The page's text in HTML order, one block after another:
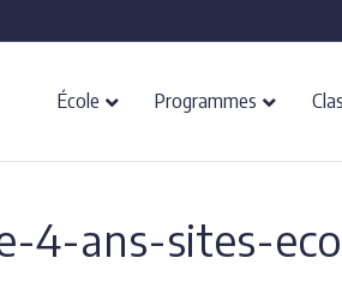
École Programmes
4-ans-sites-